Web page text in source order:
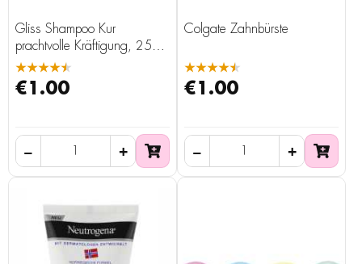
Gliss Shampoo Kur
prachtvolle Kräftigung, 250
ml
★★★★★
€1.00
Colgate Zahnbürste
★★★★★
€1.00